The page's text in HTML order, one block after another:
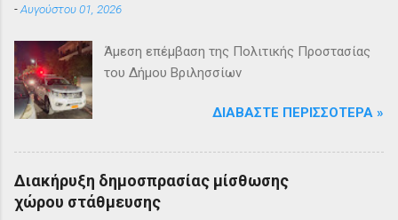
-Αυγούστου 01, 2026
Άμεση επέμβαση της Πολιτικής Προστασίας
του Δήμου Βριλησσίων
ΔΙΑΒΆΣΤΕ ΠΕΡΙΣΣΌΤΕΡΑ »
Διακήρυξη δημοσπρασίας μίσθωσης
χώρου στάθμευσης